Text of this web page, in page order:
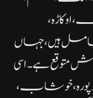
اوکاڑہ،
شامل ہیں، جہاں
متوقع ہے۔اسی
خوشاب،